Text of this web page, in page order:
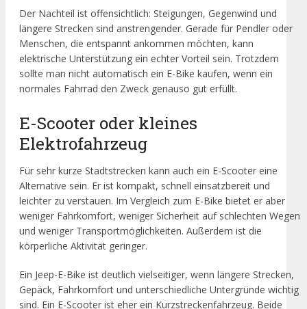
Der Nachteil ist offensichtlich: Steigungen, Gegenwind und
längere Strecken sind anstrengender. Gerade für Pendler oder
Menschen, die entspannt ankommen möchten, kann
elektrische Unterstützung ein echter Vorteil sein. Trotzdem
sollte man nicht automatisch ein E-Bike kaufen, wenn ein
normales Fahrrad den Zweck genauso gut erfüllt.
E-Scooter oder kleines
Elektrofahrzeug
Für sehr kurze Stadtstrecken kann auch ein E-Scooter eine
Alternative sein. Er ist kompakt, schnell einsatzbereit und
leichter zu verstauen. Im Vergleich zum E-Bike bietet er aber
weniger Fahrkomfort, weniger Sicherheit auf schlechten Wegen
und weniger Transportmöglichkeiten. Außerdem ist die
körperliche Aktivität geringer.
Ein Jeep-E-Bike ist deutlich vielseitiger, wenn längere Strecken,
Gepäck, Fahrkomfort und unterschiedliche Untergründe wichtig
sind. Ein E-Scooter ist eher ein Kurzstreckenfahrzeug. Beide